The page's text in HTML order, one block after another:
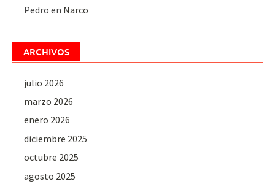
Pedro en Narco
ARCHIVOS
julio 2026
marzo 2026
enero 2026
diciembre 2025
octubre 2025
agosto 2025